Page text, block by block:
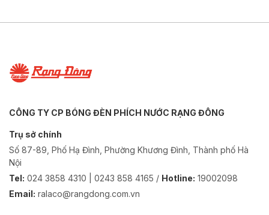
CÔNG TY CP BÓNG ĐÈN PHÍCH NƯỚC RẠNG ĐÔNG
Trụ sở chính
Số 87-89, Phố Hạ Đình, Phường Khương Đình, Thành phố Hà
Nội
Tel: 024 3858 4310 | 0243 858 4165 / Hotline: 19002098
Email: ralaco@rangdong.com.vn